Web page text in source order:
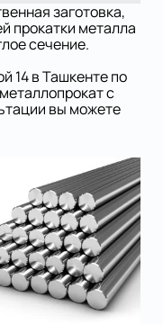
заготовка,
прокатки металла
сечение.
14 в Ташкенте по
с
вы можете